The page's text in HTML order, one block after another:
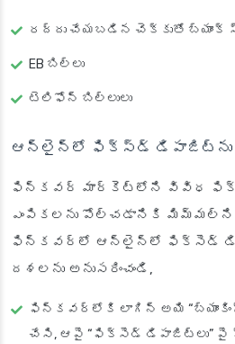
రద్దు చేయబడిన చెక్కుతో బ్యాంక్
EB బిల్లు
టెలిఫోన్ బిల్లులు
ఆన్‌లైన్‌లో ఫిక్స్‌డ్
ఫిన్‌కవర్ మార్కెట్‌లోని వివిధ
ఎంపికలను పోల్చడానికి మిమ్మల్ని
ఫిన్‌కవర్‌లో ఆన్‌లైన్‌లో ఫిక్సెడ్
దశలను అనుసరించండి,
ఫిన్‌కవర్‌లోకి లాగిన్ అయి
చేసి, ఆపై “ఫిక్సెడ్ డిపాజిట్లు” పై